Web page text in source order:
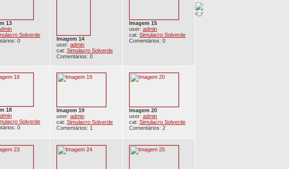
13
Solverde
0
Imagem 14
user: admin
cat: Simulacro Solverde
Comentários: 0
Imagem 15
user: admin
cat: Simulacro Solverde
Comentários: 0
18
Solverde
0
Imagem 19
user: admin
cat: Simulacro Solverde
Comentários: 1
Imagem 20
user: admin
cat: Simulacro Solverde
Comentários: 2